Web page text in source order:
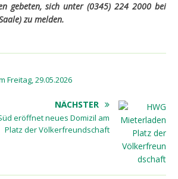
gebeten, sich unter (0345) 224 2000 bei
zu melden.
Freitag, 29.05.2026
NÄCHSTER
eröffnet neues Domizil am
Platz der Völkerfreundschaft